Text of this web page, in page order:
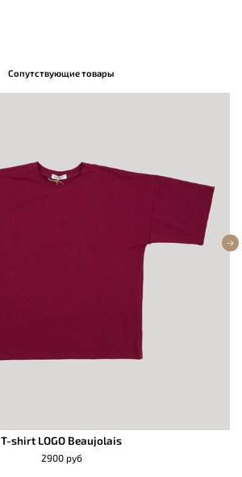
Сопутствующие товары
T-shirt LOGO Beaujolais
2900 руб